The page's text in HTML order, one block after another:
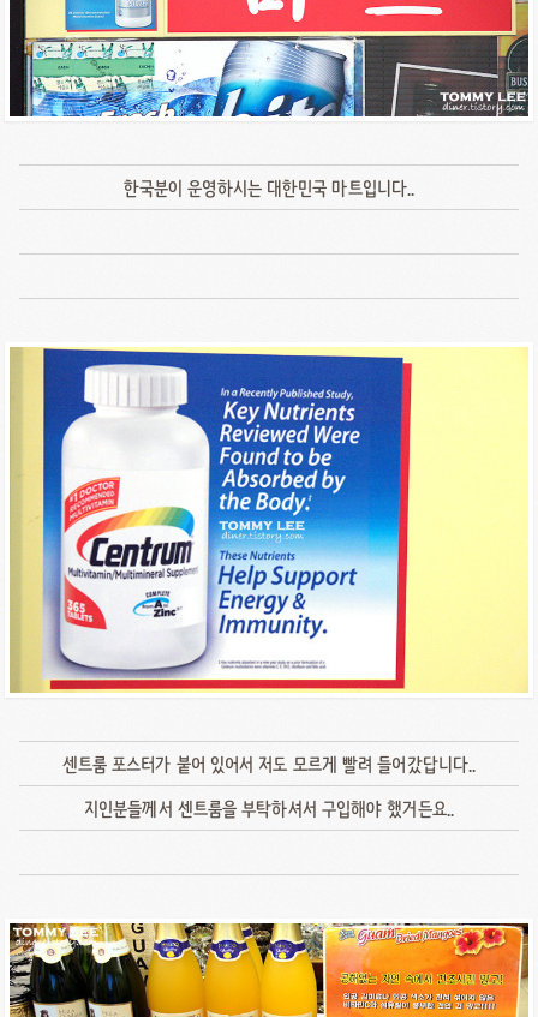
한국분이 운영하시는 대한민국 마트입니다..
센트룸 포스터가 붙어 있어서 저도 모르게 빨려 들어갔답니다..
지인분들께서 센트룸을 부탁하셔서 구입해야 했거든요..